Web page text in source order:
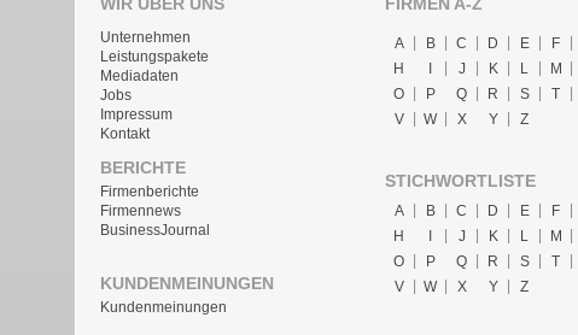
WIR ÜBER UNS
Unternehmen
Leistungspakete
Mediadaten
Jobs
Impressum
Kontakt
BERICHTE
Firmenberichte
Firmennews
BusinessJournal
KUNDENMEINUNGEN
Kundenmeinungen
FIRMEN A-Z
A B C D E F
H
J K L M
O
P Q R S T
V
W X Y Z
STICHWORTLISTE
A B C D E F
H
I J K L M
O
P Q R S T
V
W X Y Z